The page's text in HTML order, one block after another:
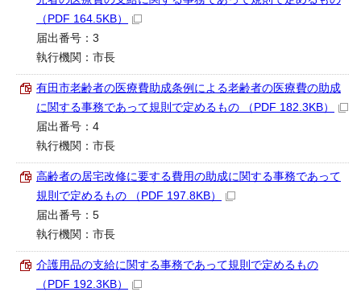
（PDF 164.5KB）
届出番号：3
執行機関：市長
有田市老齢者の医療費助成条例による老齢者の医療費の助成
に関する事務であって規則で定めるもの （PDF 182.3KB）
届出番号：4
執行機関：市長
高齢者の居宅改修に要する費用の助成に関する事務であって
規則で定めるもの （PDF 197.8KB）
届出番号：5
執行機関：市長
介護用品の支給に関する事務であって規則で定めるもの
（PDF 192.3KB）